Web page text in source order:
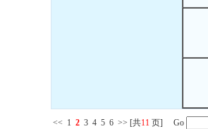
<< 1 2 3 4 5 6 >> [共11 页] Go